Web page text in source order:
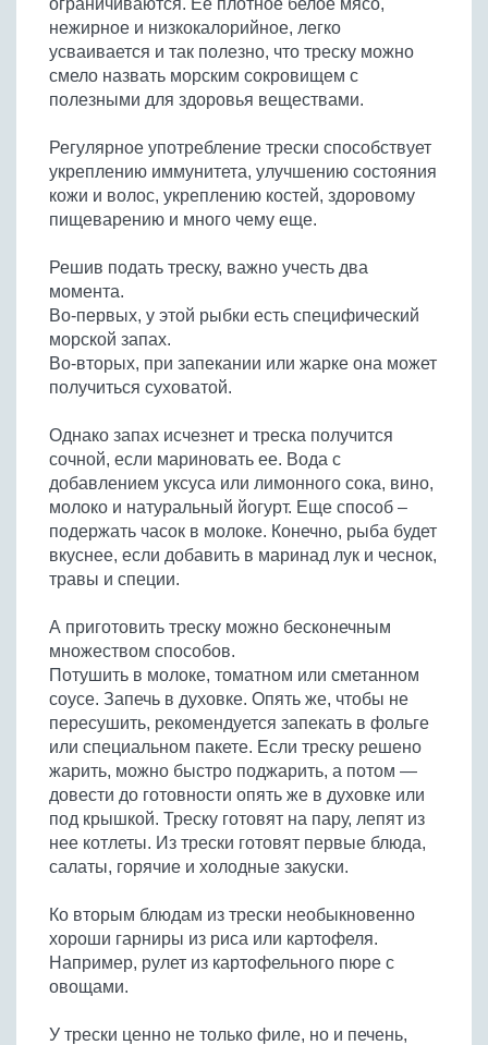
Бобовые
Яйца
Крупы
ограничиваются. Ее плотное белое мясо,
нежирное и низкокалорийное, легко
усваивается и так полезно, что треску можно
смело назвать морским сокровищем с
полезными для здоровья веществами.
Регулярное употребление трески способствует
укреплению иммунитета, улучшению состояния
кожи и волос, укреплению костей, здоровому
пищеварению и много чему еще.
Решив подать треску, важно учесть два
момента.
Во-первых, у этой рыбки есть специфический
морской запах.
Во-вторых, при запекании или жарке она может
получиться суховатой.
Однако запах исчезнет и треска получится
сочной, если мариновать ее. Вода с
добавлением уксуса или лимонного сока, вино,
молоко и натуральный йогурт. Еще способ –
подержать часок в молоке. Конечно, рыба будет
вкуснее, если добавить в маринад лук и чеснок,
травы и специи.
А приготовить треску можно бесконечным
множеством способов.
Потушить в молоке, томатном или сметанном
соусе. Запечь в духовке. Опять же, чтобы не
пересушить, рекомендуется запекать в фольге
или специальном пакете. Если треску решено
жарить, можно быстро поджарить, а потом —
довести до готовности опять же в духовке или
под крышкой. Треску готовят на пару, лепят из
нее котлеты. Из трески готовят первые блюда,
салаты, горячие и холодные закуски.
Ко вторым блюдам из трески необыкновенно
хороши гарниры из риса или картофеля.
Например, рулет из картофельного пюре с
овощами.
У трески ценно не только филе, но и печень,